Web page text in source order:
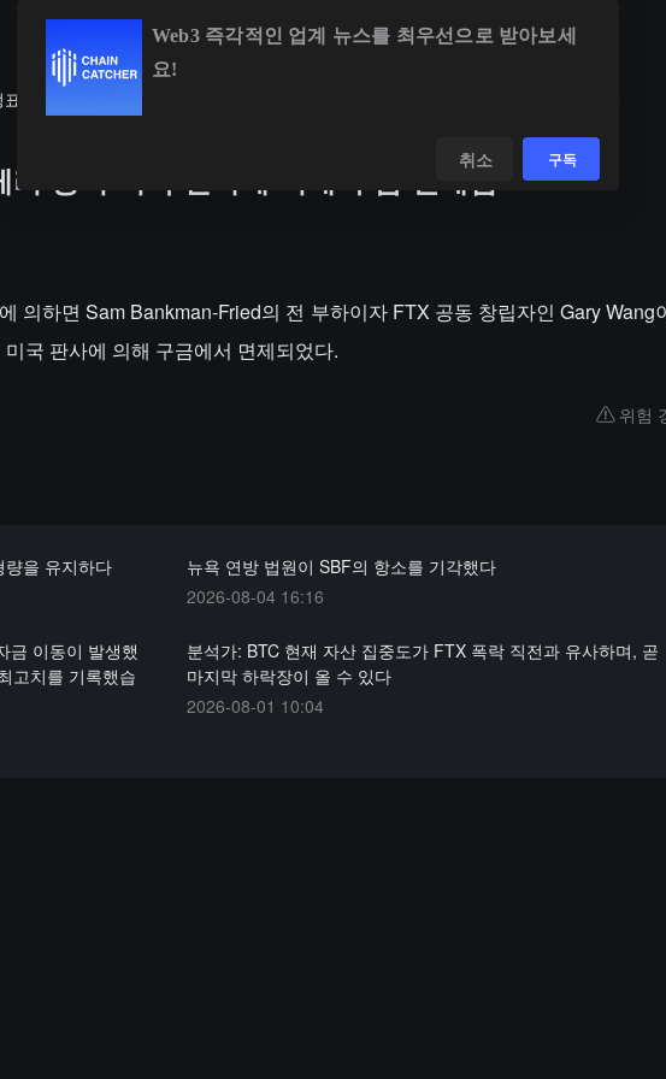
왕이 미국 판사에 의해 구금 면제됨
의하면 Sam Bankman-Fried의 전 부하이자 FTX 공동 창립자인 Gary Wang
국 판사에 의해 구금에서 면제되었다.
위험
을 유지하다
뉴욕 연방 법원이 SBF의 항소를 기각했다
2026-08-04 16:16
금 이동이 발생했
고치를 기록했습
분석가: BTC 현재 자산 집중도가 FTX 폭락 직전과 유사하며, 곧
마지막 하락장이 올 수 있다
2026-08-01 10:04
Web3 즉각적인 업계 뉴스를 최우선으로 받아보세
요!
취소 구독